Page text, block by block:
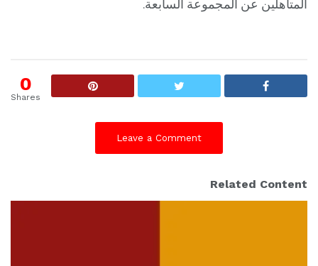
المتأهلين عن المجموعة السابعة.
0
Shares
Leave a Comment
Related Content